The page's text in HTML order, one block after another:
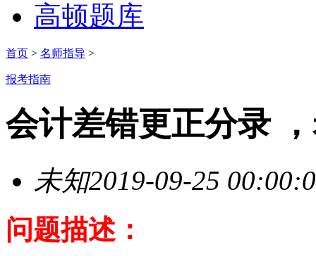
高顿题库
首页 > 名师指导 >
报考指南
会计差错更正分录
未知2019-09-25
问题描述：